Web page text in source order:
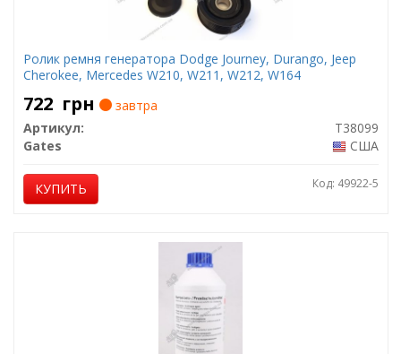
Ролик ремня генератора Dodge Journey, Durango, Jeep
Cherokee, Mercedes W210, W211, W212, W164
722 грн
завтра
Артикул:
T38099
Gates
США
КУПИТЬ Код: 49922-5